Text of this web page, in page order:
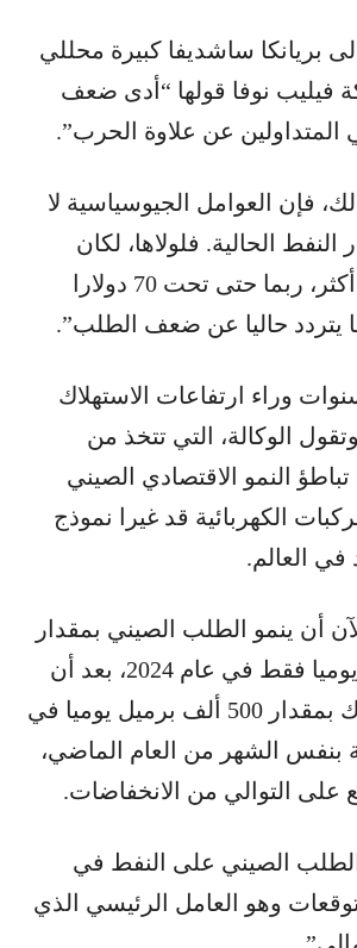
بريانكا ساشديفا كبيرة محللي
فيليب نوفا قولها “أدى ضعف
المتداولين عن علاوة الحرب”.
فإن العوامل الجيوسياسية لا
الحالية. فلولاها، لكان
النفط قد تراجع أكثر، ربما حتى تحت 70 دولارا
يتردد حاليا عن ضعف الطلب”.
وراء ارتفاعات الاستهلاك
الوكالة، التي تتخذ من
النمو الاقتصادي الصيني
الكهربائية قد غيرا نموذج
في العالم.
أن ينمو الطلب الصيني بمقدار
150 ألف برميل يوميا فقط في عام 2024، بعد أن
انخفض الاستهلاك بمقدار 500 ألف برميل يوميا في
الشهر من العام الماضي،
على التوالي من الانخفاضات.
الصيني على النفط في
وهو العامل الرئيسي الذي